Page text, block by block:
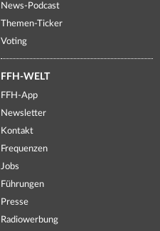
News-Podcast
Themen-Ticker
Voting
FFH-WELT
FFH-App
Newsletter
Kontakt
Frequenzen
Jobs
Führungen
Presse
Radiowerbung